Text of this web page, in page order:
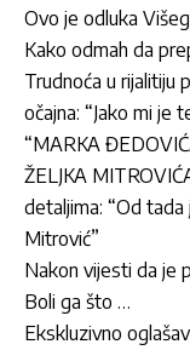
Ovo je odluka
Kako odmah da
Trudnoća u rijalitiju
očajna: “Jako mi je
“MARKA
ŽELJKA
detaljima: “Od
Mitrović”
Nakon vijesti da je
Boli ga što …
Ekskluzivno